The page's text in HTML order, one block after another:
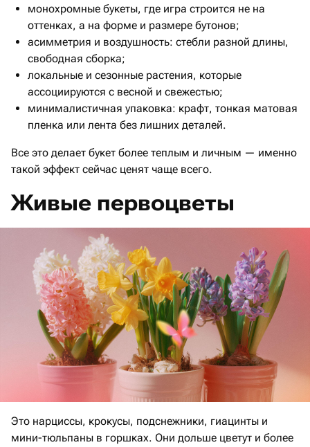
монохромные букеты, где игра строится не на
оттенках, а на форме и размере бутонов;
асимметрия и воздушность: стебли разной длины,
свободная сборка;
локальные и сезонные растения, которые
ассоциируются с весной и свежестью;
минималистичная упаковка: крафт, тонкая матовая
пленка или лента без лишних деталей.
Все это делает букет более теплым и личным — именно
такой эффект сейчас ценят чаще всего.
Живые первоцветы
Это нарциссы, крокусы, подснежники, гиацинты и
мини-тюльпаны в горшках. Они дольше цветут и более